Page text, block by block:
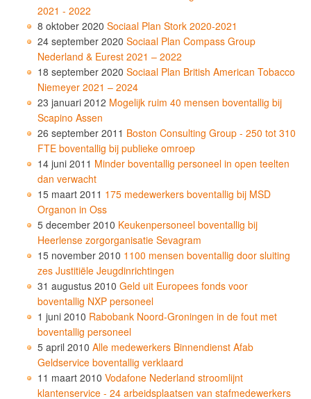
2021 - 2022
8 oktober 2020 Sociaal Plan Stork 2020-2021
24 september 2020 Sociaal Plan Compass Group
Nederland & Eurest 2021 – 2022
18 september 2020 Sociaal Plan British American Tobacco
Niemeyer 2021 – 2024
23 januari 2012 Mogelijk ruim 40 mensen boventallig bij
Scapino Assen
26 september 2011 Boston Consulting Group - 250 tot 310
FTE boventallig bij publieke omroep
14 juni 2011 Minder boventallig personeel in open teelten
dan verwacht
15 maart 2011 175 medewerkers boventallig bij MSD
Organon in Oss
5 december 2010 Keukenpersoneel boventallig bij
Heerlense zorgorganisatie Sevagram
15 november 2010 1100 mensen boventallig door sluiting
zes Justitiële Jeugdinrichtingen
31 augustus 2010 Geld uit Europees fonds voor
boventallig NXP personeel
1 juni 2010 Rabobank Noord-Groningen in de fout met
boventallig personeel
5 april 2010 Alle medewerkers Binnendienst Afab
Geldservice boventallig verklaard
11 maart 2010 Vodafone Nederland stroomlijnt
klantenservice - 24 arbeidsplaatsen van stafmedewerkers